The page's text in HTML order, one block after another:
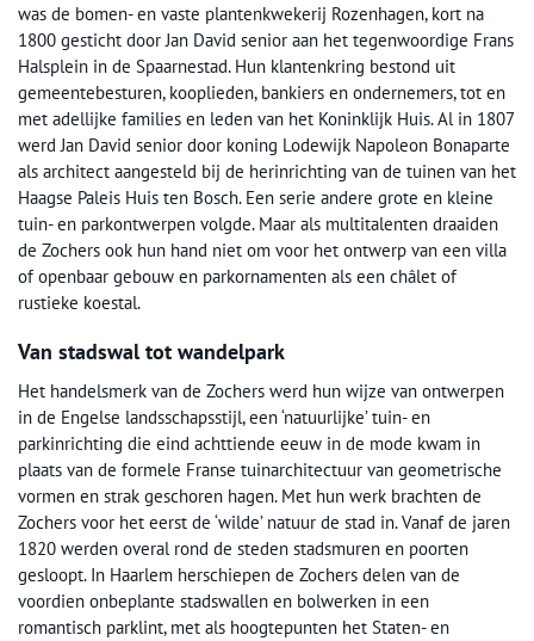
was de bomen- en vaste plantenkwekerij Rozenhagen, kort na
1800 gesticht door Jan David senior aan het tegenwoordige Frans
Halsplein in de Spaarnestad. Hun klantenkring bestond uit
gemeentebesturen, kooplieden, bankiers en ondernemers, tot en
met adellijke families en leden van het Koninklijk Huis. Al in 1807
werd Jan David senior door koning Lodewijk Napoleon Bonaparte
als architect aangesteld bij de herinrichting van de tuinen van het
Haagse Paleis Huis ten Bosch. Een serie andere grote en kleine
tuin- en parkontwerpen volgde. Maar als multitalenten draaiden
de Zochers ook hun hand niet om voor het ontwerp van een villa
of openbaar gebouw en parkornamenten als een châlet of
rustieke koestal.
Van stadswal tot wandelpark
Het handelsmerk van de Zochers werd hun wijze van ontwerpen
in de Engelse landsschapsstijl, een ‘natuurlijke’ tuin- en
parkinrichting die eind achttiende eeuw in de mode kwam in
plaats van de formele Franse tuinarchitectuur van geometrische
vormen en strak geschoren hagen. Met hun werk brachten de
Zochers voor het eerst de ‘wilde’ natuur de stad in. Vanaf de jaren
1820 werden overal rond de steden stadsmuren en poorten
gesloopt. In Haarlem herschiepen de Zochers delen van de
voordien onbeplante stadswallen en bolwerken in een
romantisch parklint, met als hoogtepunten het Staten- en